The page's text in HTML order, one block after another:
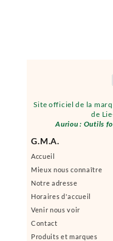
Site officiel de la
de
Auriou : Outils
G.M.A.
Accueil
Mieux nous connaître
Notre adresse
Horaires d'accueil
Venir nous voir
Contact
Produits et marques